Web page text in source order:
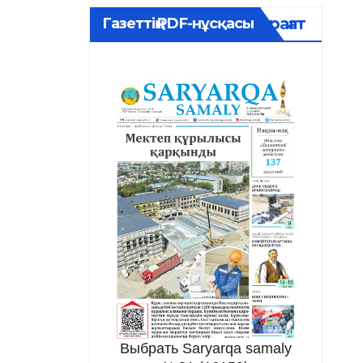
Газеттің PDF-нұсқасыМұрағат
Выбрать Saryarqa samaly